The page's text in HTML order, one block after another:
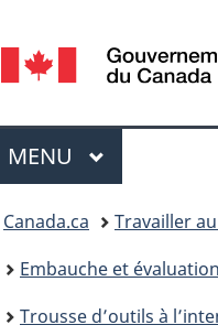
Sélection
de
la
langue
Menu
MENU PRINCIPAL
Canada.ca Travailler
Embauche et
Trousse d’outils à